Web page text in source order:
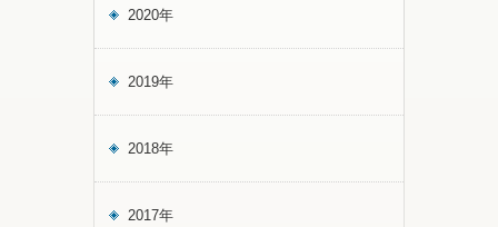
2020年
2019年
2018年
2017年